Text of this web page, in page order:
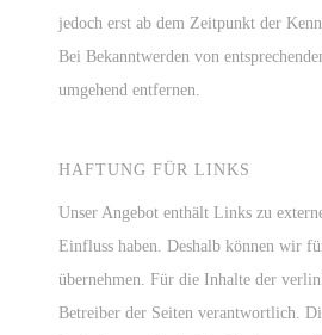
jedoch erst ab dem Zeitpunkt der
Bei Bekanntwerden von
umgehend entfernen.
HAFTUNG FÜR LINKS
Unser Angebot enthält Links zu
Einfluss haben. Deshalb können wir
übernehmen. Für die Inhalte der
Betreiber der Seiten verantwortlich.